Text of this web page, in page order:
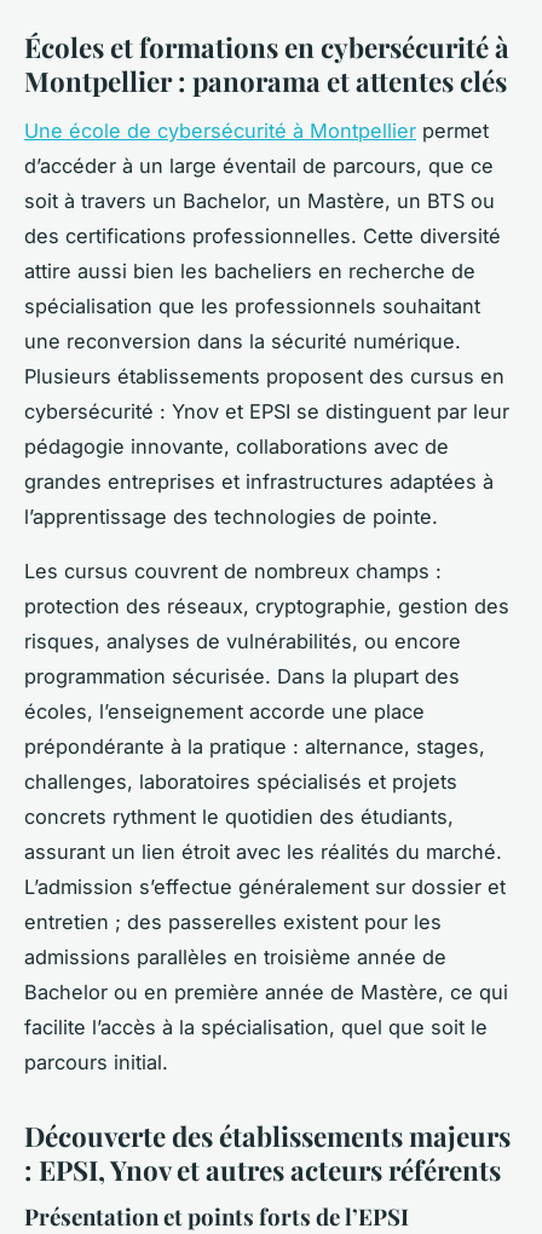
Écoles et formations en cybersécurité à
Montpellier : panorama et attentes clés
Une école de cybersécurité à Montpellier permet
d’accéder à un large éventail de parcours, que ce
soit à travers un Bachelor, un Mastère, un BTS ou
des certifications professionnelles. Cette diversité
attire aussi bien les bacheliers en recherche de
spécialisation que les professionnels souhaitant
une reconversion dans la sécurité numérique.
Plusieurs établissements proposent des cursus en
cybersécurité : Ynov et EPSI se distinguent par leur
pédagogie innovante, collaborations avec de
grandes entreprises et infrastructures adaptées à
l’apprentissage des technologies de pointe.
Les cursus couvrent de nombreux champs :
protection des réseaux, cryptographie, gestion des
risques, analyses de vulnérabilités, ou encore
programmation sécurisée. Dans la plupart des
écoles, l’enseignement accorde une place
prépondérante à la pratique : alternance, stages,
challenges, laboratoires spécialisés et projets
concrets rythment le quotidien des étudiants,
assurant un lien étroit avec les réalités du marché.
L’admission s’effectue généralement sur dossier et
entretien ; des passerelles existent pour les
admissions parallèles en troisième année de
Bachelor ou en première année de Mastère, ce qui
facilite l’accès à la spécialisation, quel que soit le
parcours initial.
Découverte des établissements majeurs
: EPSI, Ynov et autres acteurs référents
Présentation et points forts de l’EPSI